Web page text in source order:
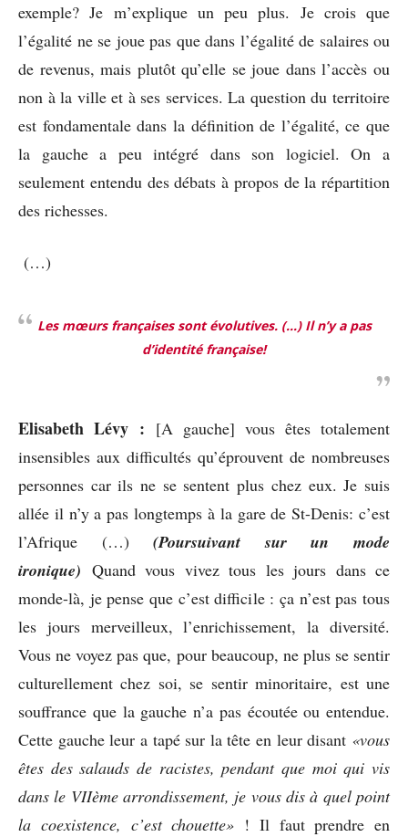
exemple? Je m’explique un peu plus. Je crois que
l’égalité ne se joue pas que dans l’égalité de salaires ou
de revenus, mais plutôt qu’elle se joue dans l’accès ou
non à la ville et à ses services. La question du territoire
est fondamentale dans la définition de l’égalité, ce que
la gauche a peu intégré dans son logiciel. On a
seulement entendu des débats à propos de la répartition
des richesses.
(…)
Les mœurs françaises sont évolutives. (…) Il n’y a pas
d’identité française!
Elisabeth Lévy : [A gauche] vous êtes totalement
insensibles aux difficultés qu’éprouvent de nombreuses
personnes car ils ne se sentent plus chez eux. Je suis
allée il n’y a pas longtemps à la gare de St-Denis: c’est
l’Afrique (…)(Poursuivant sur un mode
ironique) Quand vous vivez tous les jours dans ce
monde-là, je pense que c’est difficile : ça n’est pas tous
les jours merveilleux, l’enrichissement, la diversité.
Vous ne voyez pas que, pour beaucoup, ne plus se sentir
culturellement chez soi, se sentir minoritaire, est une
souffrance que la gauche n’a pas écoutée ou entendue.
Cette gauche leur a tapé sur la tête en leur disant «vous
êtes des salauds de racistes, pendant que moi qui vis
dans le VIIème arrondissement, je vous dis à quel point
la coexistence, c’est chouette» ! Il faut prendre en